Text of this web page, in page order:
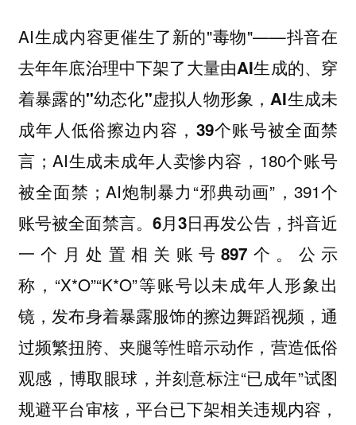
AI生成内容更催生了新的"毒物"——抖音在
去年年底治理中下架了大量由AI生成的、穿
着暴露的"幼态化"虚拟人物形象，AI生成未
成年人低俗擦边内容，39个账号被全面禁
言 ；AI生成未成年人卖惨内容，180个账号
被全面禁；AI炮制暴力“邪典动画”，391个
账号被全面禁言。 6月3日再发公告，抖音近
一个月处置相关账号897个。 公示
称，“X*O”“K*O”等账号以未成年人形象出
镜，发布身着暴露服饰的擦边舞蹈视频，通
过频繁扭胯、夹腿等性暗示动作，营造低俗
观感，博取眼球，并刻意标注“已成年”试图
规避平台审核，平台已下架相关违规内容，